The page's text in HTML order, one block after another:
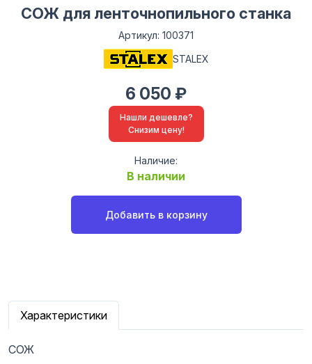
СОЖ для ленточнопильного станка
Артикул: 100371
STALEX
6 050 ₽
Нашли дешевле?
Снизим цену!
Наличие:
В наличии
Добавить в корзину
Характеристики
СОЖ